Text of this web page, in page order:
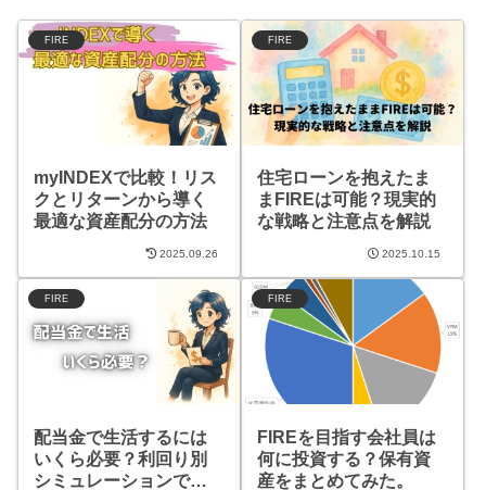
FIRE
myINDEXで比較！リス
クとリターンから導く
最適な資産配分の方法
2025.09.26
FIRE
住宅ローンを抱えたま
まFIREは可能？現実的
な戦略と注意点を解説
2025.10.15
FIRE
配当金で生活するには
いくら必要？利回り別
シミュレーションで解
FIRE
FIREを目指す会社員は
何に投資する？保有資
産をまとめてみた。